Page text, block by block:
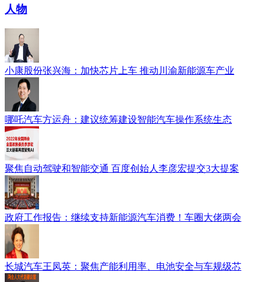
人物
小康股份张兴海：加快芯片上车 推动川渝新能源车产业
哪吒汽车方运舟：建议统筹建设智能汽车操作系统生态
聚焦自动驾驶和智能交通 百度创始人李彦宏提交3大提案
政府工作报告：继续支持新能源汽车消费！车圈大佬两会
长城汽车王凤英：聚焦产能利用率、电池安全与车规级芯